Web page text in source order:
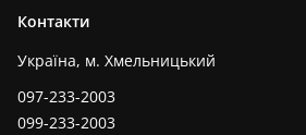
Контакти
Україна, м. Хмельницький
097-233-2003
099-233-2003